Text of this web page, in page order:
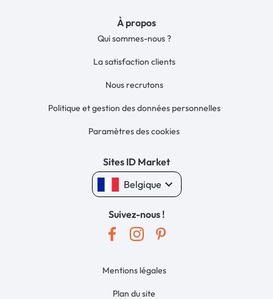
À propos
Qui sommes-nous ?
La satisfaction clients
Nous recrutons
Politique et gestion des données personnelles
Paramètres des cookies
Sites ID Market
Belgique keyboard_arrow_down
Suivez-nous !
Mentions légales
Plan du site